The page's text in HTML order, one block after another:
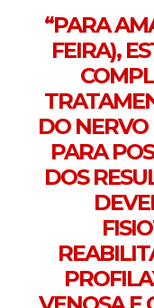
“PARA
FEIRA),
DO NERVO
PARA
DOS